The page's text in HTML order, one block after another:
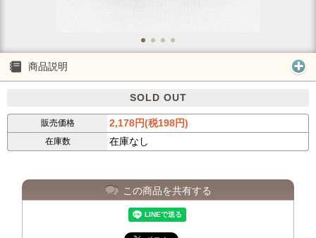
商品説明
SOLD OUT
販売価格 2,178円(税198円)
在庫数 在庫なし
この商品を共有する